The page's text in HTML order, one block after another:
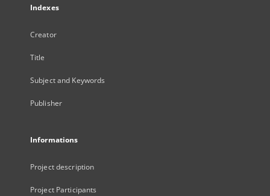
Indexes
Creator
Title
Subject and Keywords
Publisher
Informations
Project description
Project Participants